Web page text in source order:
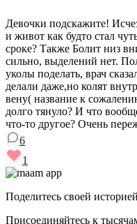
Девочки подскажите!
и живот как будто стал
сроке? Также Болит низ
сильно, выделений нет.
уколы поделать, врач
делали даже,но колят
вену( название к
долго тянуло? И что
что-то другое? Очень
6
1
Поделитесь своей
Присоединяйтесь к